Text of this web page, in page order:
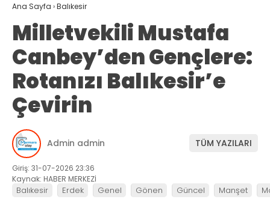
Ana Sayfa ›Balıkesir
Milletvekili Mustafa
Canbey’den Gençlere:
Rotanızı Balıkesir’e
Çevirin
Admin admin TÜM YAZILARI
Giriş: 31-07-2026 23:36
Kaynak: HABER MERKEZİ
Balıkesir Erdek Genel Gönen Güncel Manşet